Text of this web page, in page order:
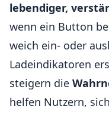
lebendiger,
wenn ein Button
weich ein- oder
Ladeindikatoren
steigern die
helfen Nutzern,